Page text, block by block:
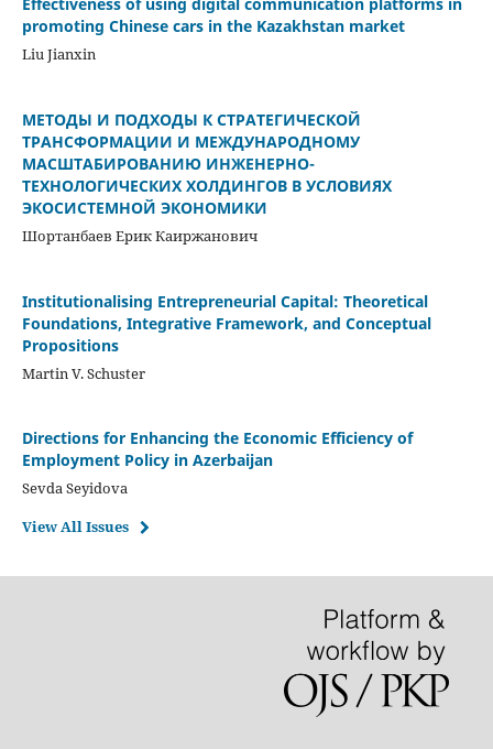
promoting Chinese cars in the Kazakhstan market
Liu Jianxin
МЕТОДЫ И ПОДХОДЫ К СТРАТЕГИЧЕСКОЙ
ТРАНСФОРМАЦИИ И МЕЖДУНАРОДНОМУ
МАСШТАБИРОВАНИЮ ИНЖЕНЕРНО-
ТЕХНОЛОГИЧЕСКИХ ХОЛДИНГОВ В УСЛОВИЯХ
ЭКОСИСТЕМНОЙ ЭКОНОМИКИ
Шортанбаев Ерик Каиржанович
Institutionalising Entrepreneurial Capital: Theoretical
Foundations, Integrative Framework, and Conceptual
Propositions
Martin V. Schuster
Directions for Enhancing the Economic Efficiency of
Employment Policy in Azerbaijan
Sevda Seyidova
View All Issues